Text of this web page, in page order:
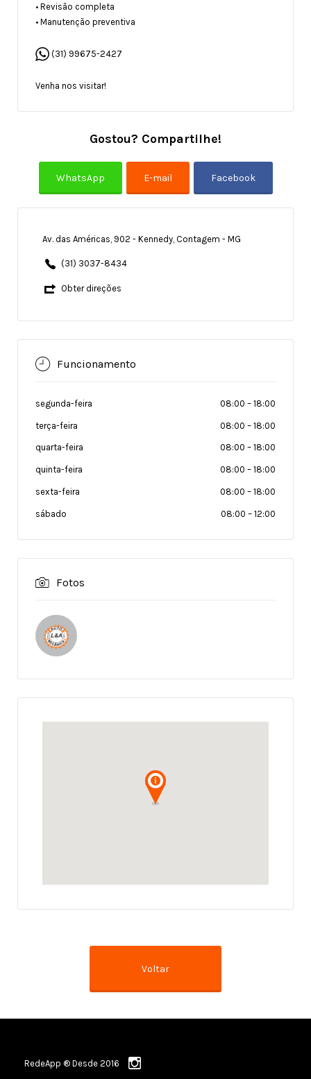
• Revisão completa
• Manutenção preventiva
(31) 99675-2427
Venha nos visitar!
Gostou? Compartilhe!
Av. das Américas, 902 - Kennedy, Contagem - MG
(31) 3037-8434
Obter direções
Funcionamento
segunda-feira 08:00 – 18:00
terça-feira 08:00 – 18:00
quarta-feira 08:00 – 18:00
quinta-feira 08:00 – 18:00
sexta-feira 08:00 – 18:00
sábado 08:00 – 12:00
Fotos
RedeApp ® Desde 2016